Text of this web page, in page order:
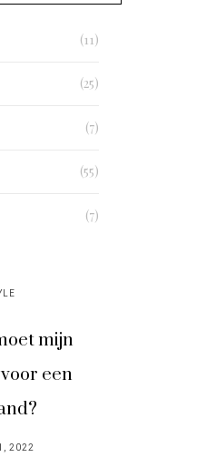
(11)
(25)
(7)
(55)
(7)
mijn
een
2022